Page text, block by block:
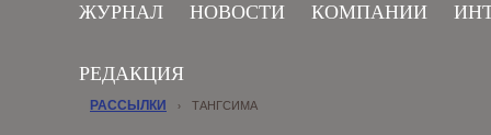
ЖУРНАЛ НОВОСТИ КОМПАНИИ
РЕДАКЦИЯ
РАССЫЛКИ › ТАНГСИМА